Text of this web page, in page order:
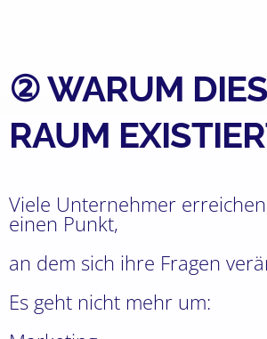
② WARUM
RAUM
Viele Unternehmer
einen Punkt,
an dem sich ihre Fragen
Es geht nicht mehr um: